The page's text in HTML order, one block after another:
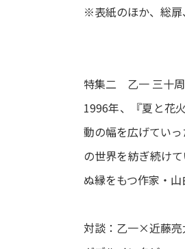
※表紙のほか、総扉
特集二 乙一 三十
1996年、『夏と花
動の幅を広げてい
の世界を紡ぎ続け
ぬ縁をもつ作家・山
対談：乙一×近藤亮